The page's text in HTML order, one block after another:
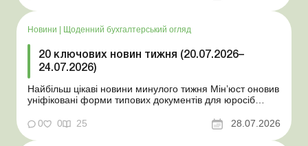
Новини | Щоденний бухгалтерський огляд
20 ключових новин тижня (20.07.2026–
24.07.2026)
Найбільш цікаві новини минулого тижня Мін’юст оновив
уніфіковані форми типових документів для юросіб
координаційного центру з організації бронювання У
працівника виявлено статус «у розшуку»: що потрібно
0 0 25 28.07.2026